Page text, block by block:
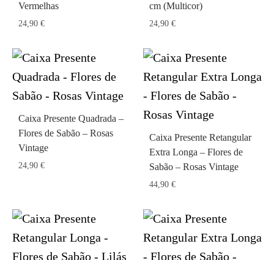
Vermelhas
24,90 €
cm (Multicor)
24,90 €
Caixa Presente Quadrada –
Flores de Sabão – Rosas
Vintage
24,90 €
Caixa Presente Retangular
Extra Longa – Flores de
Sabão – Rosas Vintage
44,90 €